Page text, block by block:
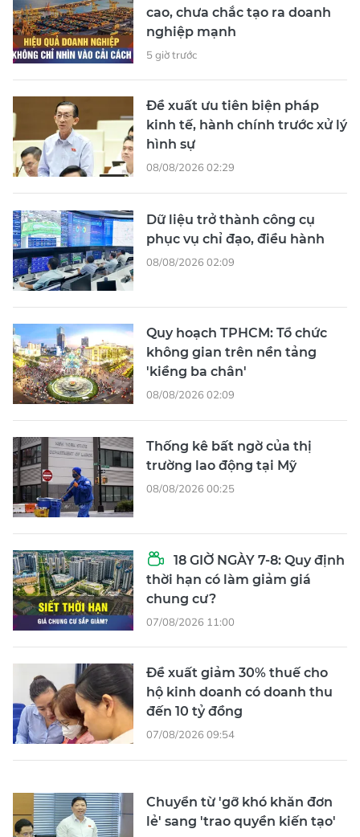
cao, chưa chắc tạo ra doanh
nghiệp mạnh
5 giờ trước
Đề xuất ưu tiên biện pháp
kinh tế, hành chính trước xử lý
hình sự
08/08/2026 02:29
Dữ liệu trở thành công cụ
phục vụ chỉ đạo, điều hành
08/08/2026 02:09
Quy hoạch TPHCM: Tổ chức
không gian trên nền tảng
'kiềng ba chân'
08/08/2026 02:09
Thống kê bất ngờ của thị
trường lao động tại Mỹ
08/08/2026 00:25
18 GIỜ NGÀY 7-8: Quy định
thời hạn có làm giảm giá
chung cư?
07/08/2026 11:00
Đề xuất giảm 30% thuế cho
hộ kinh doanh có doanh thu
đến 10 tỷ đồng
07/08/2026 09:54
Chuyển từ 'gỡ khó khăn đơn
lẻ' sang 'trao quyền kiến tạo'